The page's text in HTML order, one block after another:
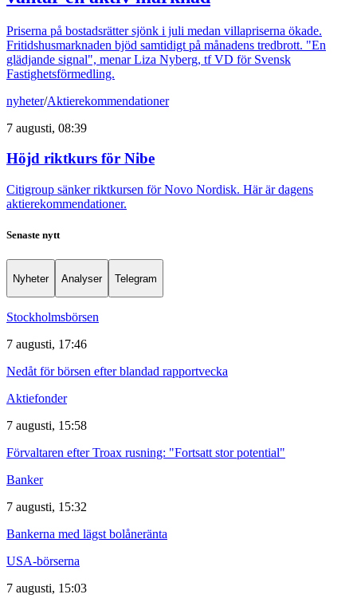
Priserna på bostadsrätter sjönk i juli medan villapriserna ökade.
Fritidshusmarknaden bjöd samtidigt på månadens tredbrott. "En
glädjande signal", menar Liza Nyberg, tf VD för Svensk
Fastighetsförmedling.
nyheter/Aktierekommendationer
7 augusti, 08:39
Höjd riktkurs för Nibe
Citigroup sänker riktkursen för Novo Nordisk. Här är dagens
aktierekommendationer.
Senaste nytt
Nyheter Analyser Telegram
Stockholmsbörsen
7 augusti, 17:46
Nedåt för börsen efter blandad rapportvecka
Aktiefonder
7 augusti, 15:58
Förvaltaren efter Troax rusning: "Fortsatt stor potential"
Banker
7 augusti, 15:32
Bankerna med lägst bolåneränta
USA-börserna
7 augusti, 15:03